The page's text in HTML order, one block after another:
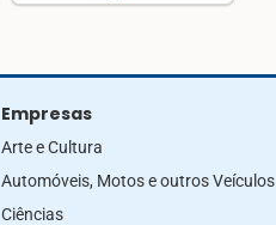
Empresas
Arte e Cultura
Automóveis, Motos e outros Veículos
Ciências